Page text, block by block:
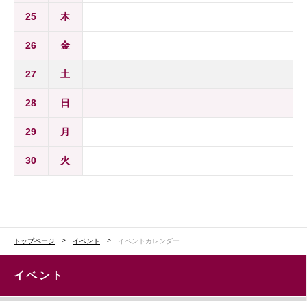
25 木
26 金
27 土
28 日
29 月
30 火
トップページ イベント イベントカレンダー
イベント